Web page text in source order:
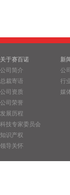
关于赛百诺
公司简介
总裁寄语
公司资质
公司荣誉
发展历程
科技专家委员会
知识产权
领导关怀
新
公
行
媒